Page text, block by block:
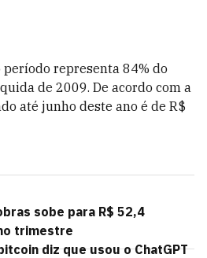
representa 84% do
de 2009. De acordo com a
até junho deste ano é de R$
sobe para R$ 52,4
trimestre
diz que usou o ChatGPT